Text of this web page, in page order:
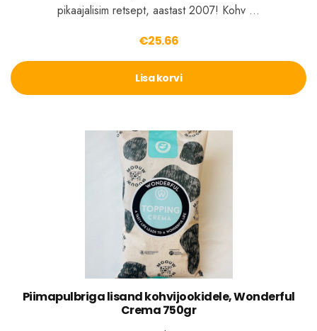
pikaajalisim retsept, aastast 2007! Kohv …
€25.66
Lisa korvi
Piimapulbriga lisand kohvijookidele, Wonderful
Crema 750gr